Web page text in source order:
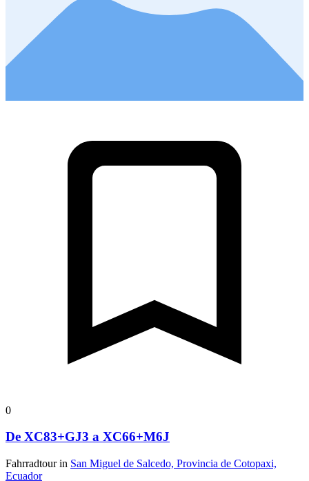
0
De XC83+GJ3 a XC66+M6J
Fahrradtour in San Miguel de Salcedo, Provincia de Cotopaxi,
Ecuador